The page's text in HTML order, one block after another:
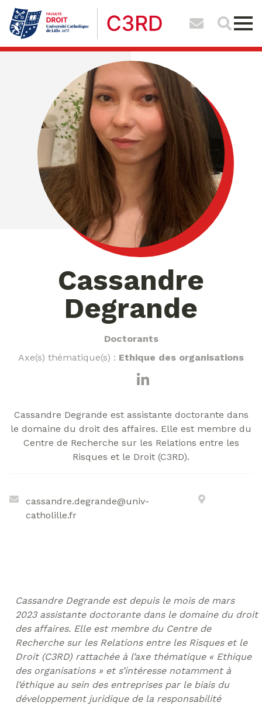
Cassandre
Degrande
Doctorants
Axe(s) thématique(s) : Ethique des organisations
Cassandre Degrande est assistante doctorante dans
le domaine du droit des affaires. Elle est membre du
Centre de Recherche sur les Relations entre les
Risques et le Droit (C3RD).
cassandre.degrande@univ-
catholille.fr
Cassandre Degrande est depuis le mois de mars
2023 assistante doctorante dans le domaine du droit
des affaires. Elle est membre du Centre de
Recherche sur les Relations entre les Risques et le
Droit (C3RD) rattachée à l’axe thématique « Ethique
des organisations » et s’intéresse notamment à
l’éthique au sein des entreprises par le biais du
développement juridique de la responsabilité